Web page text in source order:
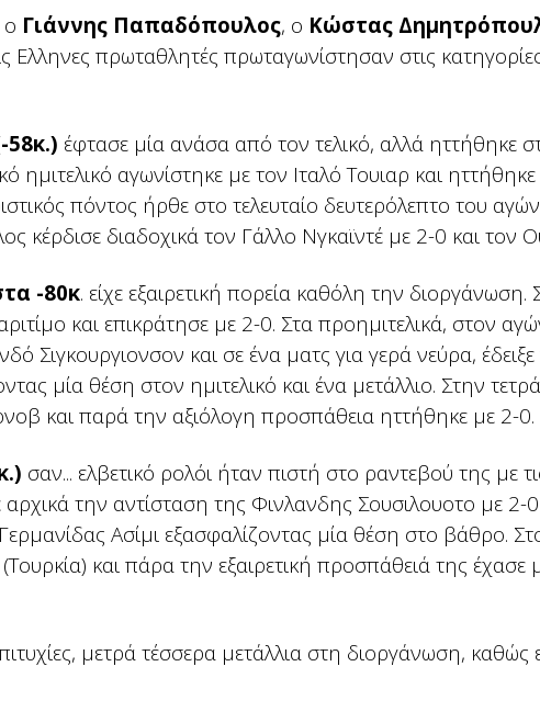
ο Γιάννης Παπαδόπουλος, ο Κώστας
Ελληνες πρωταθλητές πρωταγωνίστησαν στις
έφτασε μία ανάσα από τον τελικό, αλλά ηττήθηκε
ημιτελικό αγωνίστηκε με τον Ιταλό Τουιαρ και
πόντος ήρθε στο τελευταίο δευτερόλεπτο του
κέρδισε διαδοχικά τον Γάλλο Νγκαϊντέ με 2-0 και τον
-80κ. είχε εξαιρετική πορεία καθόλη την
και επικράτησε με 2-0. Στα προημιτελικά, στον
Σιγκουργιονσον και σε ένα ματς για γερά νεύρα,
μία θέση στον ημιτελικό και ένα μετάλλιο. Στην
και παρά την αξιόλογη προσπάθεια ηττήθηκε με 2-0.
σαν... ελβετικό ρολόι ήταν πιστή στο ραντεβού της με
την αντίσταση της Φινλανδης Σουσιλουοτο με 2-0
Ασίμι εξασφαλίζοντας μία θέση στο βάθρο.
και πάρα την εξαιρετική προσπάθειά της έχασε
μετρά τέσσερα μετάλλια στη διοργάνωση, καθώς